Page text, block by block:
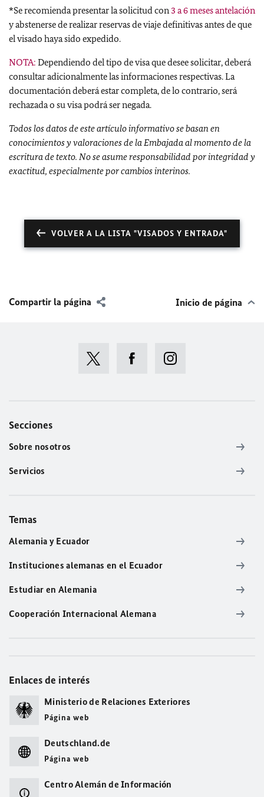
*Se recomienda presentar la solicitud con 3 a 6 meses antelación
y abstenerse de realizar reservas de viaje definitivas antes de que
el visado haya sido expedido.
NOTA: Dependiendo del tipo de visa que desee solicitar, deberá
consultar adicionalmente las informaciones respectivas. La
documentación deberá estar completa, de lo contrario, será
rechazada o su visa podrá ser negada.
Todos los datos de este artículo informativo se basan en
conocimientos y valoraciones de la Embajada al momento de la
escritura de texto. No se asume responsabilidad por integridad y
exactitud, especialmente por cambios interinos.
VOLVER A LA LISTA "VISADOS Y ENTRADA"
Compartir la página Inicio de página
Secciones
Sobre nosotros
Servicios
Temas
Alemania y Ecuador
Instituciones alemanas en el Ecuador
Estudiar en Alemania
Cooperación Internacional Alemana
Enlaces de interés
Ministerio de Relaciones Exteriores
Página web
Deutschland.de
Página web
Centro Alemán de Información